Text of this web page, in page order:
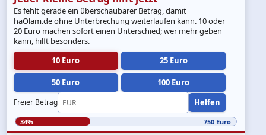
Es fehlt gerade ein überschaubarer Betrag, damit
haOlam.de ohne Unterbrechung weiterlaufen kann. 10 oder
20 Euro machen sofort einen Unterschied; wer mehr geben
kann, hilft besonders.
10 Euro
25 Euro
50 Euro 100 Euro
Freier Betrag Helfen
34% 750 Euro